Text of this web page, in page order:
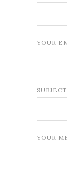
YOUR
SUBJECT
YOUR